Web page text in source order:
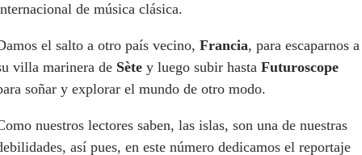
de música clásica.
el salto a otro país vecino, Francia, para escaparnos a
villa marinera de Sète y luego subir hasta Futuroscope
soñar y explorar el mundo de otro modo.
nuestros lectores saben, las islas, son una de nuestras
así pues, en este número dedicamos el reportaje